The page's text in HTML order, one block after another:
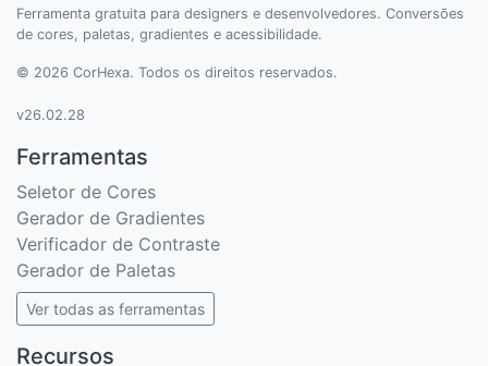
Ferramenta gratuita para designers e desenvolvedores. Conversões
de cores, paletas, gradientes e acessibilidade.
© 2026 CorHexa. Todos os direitos reservados.
v26.02.28
Ferramentas
Seletor de Cores
Gerador de Gradientes
Verificador de Contraste
Gerador de Paletas
Ver todas as ferramentas
Recursos